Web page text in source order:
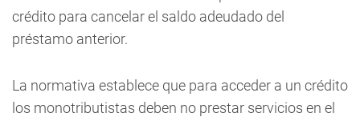
crédito para cancelar el saldo adeudado del
préstamo anterior.
La normativa establece que para acceder a un crédito
los monotributistas deben no prestar servicios en el